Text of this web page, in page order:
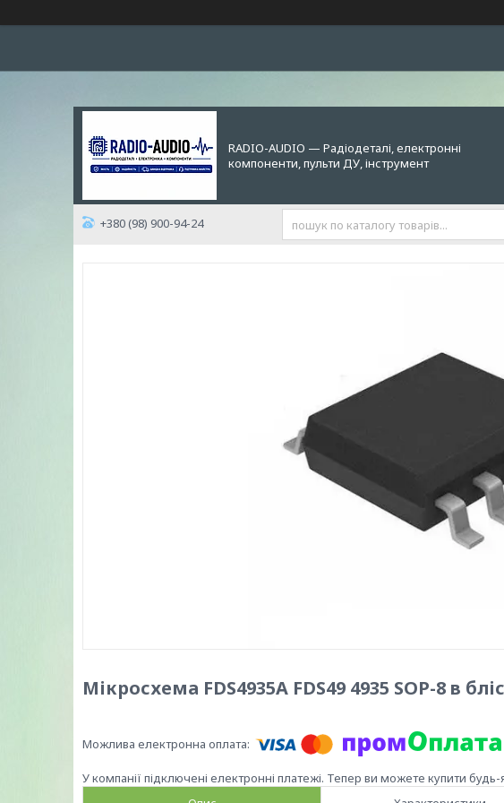
RADIO-AUDIO — Радіодеталі, електронні
компоненти, пульти ДУ, інструмент
+380 (98) 900-94-24
Мікросхема FDS4935A FDS49 4935 SOP-8 в
У компанії підключені електронні платежі. Тепер ви можете купити